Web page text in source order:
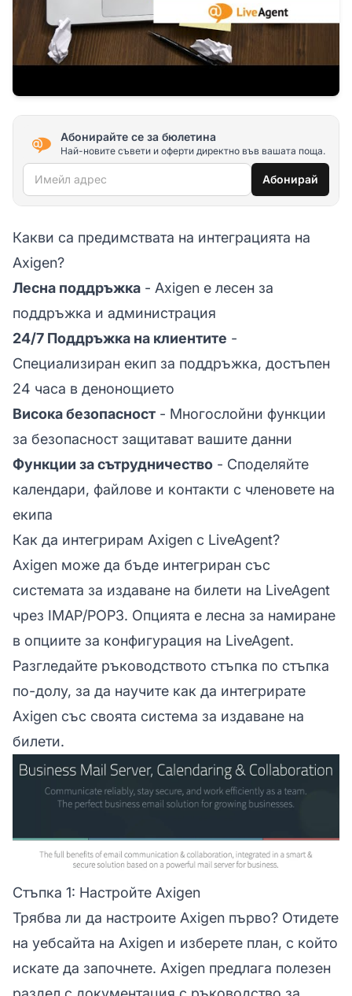
Абонирайте се за бюлетина
Най-новите съвети и оферти директно във вашата поща.
Имейл адрес Абонирай
Какви са предимствата на интеграцията на
Axigen?
Лесна поддръжка - Axigen е лесен за
поддръжка и администрация
24/7 Поддръжка на клиентите -
Специализиран екип за поддръжка, достъпен
24 часа в денонощието
Висока безопасност - Многослойни функции
за безопасност защитават вашите данни
Функции за сътрудничество - Споделяйте
календари, файлове и контакти с членовете на
екипа
Как да интегрирам Axigen с LiveAgent?
Axigen може да бъде интегриран със
системата за издаване на билети на LiveAgent
чрез IMAP/POP3. Опцията е лесна за намиране
в опциите за конфигурация на LiveAgent.
Разгледайте ръководството стъпка по стъпка
по-долу, за да научите как да интегрирате
Axigen със своята система за издаване на
билети.
Стъпка 1: Настройте Axigen
Трябва ли да настроите Axigen първо? Отидете
на уебсайта на Axigen и изберете план, с който
искате да започнете. Axigen предлага полезен